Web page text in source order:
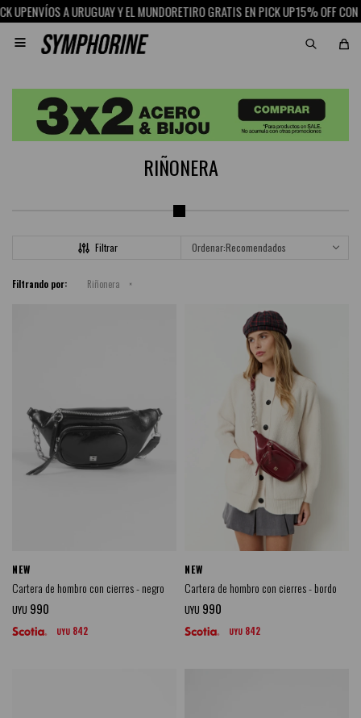
A URUGUAY Y EL MUNDORETIRO GRATIS EN PICK UP15% OFF CON

RIÑONERA
Recomendados
Filtrando por: Riñonera
NEW
Cartera de hombro con cierres - negro
UYU 990
UYU 842
NEW
Cartera de hombro con cierres - bordo
UYU 990
UYU 842